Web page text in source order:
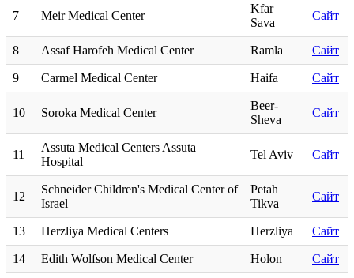
7 Meir Medical Center
Kfar
Sava
Сайт
8 Assaf Harofeh Medical Center Ramla Сайт
9 Carmel Medical Center Haifa Сайт
10 Soroka Medical Center
Beer-
Sheva
Сайт
11
Assuta Medical Centers Assuta
Hospital
Tel Aviv Сайт
12
Schneider Children's Medical Center of
Israel
Petah
Tikva
Сайт
13 Herzliya Medical Centers Herzliya Сайт
14 Edith Wolfson Medical Center Holon Сайт